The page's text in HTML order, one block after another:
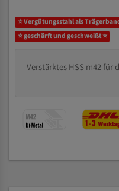
⭐ Vergütungsstahl als
⭐ geschärft und geschweißt ⭐
Verstärktes HSS m42 für